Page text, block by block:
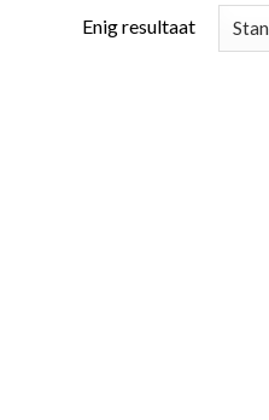
Enig resultaat